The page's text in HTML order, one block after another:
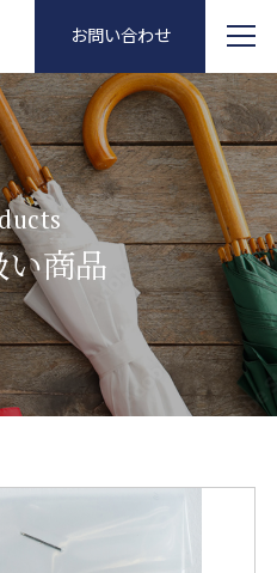
お問い合わせ
商品